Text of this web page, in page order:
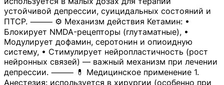
устойчивой депрессии, суицидальных состояний и
ПТСР. ⸻ ⚙️ Механизм действия Кетамин: •
Блокирует NMDA-рецепторы (глутаматные), •
Модулирует дофамин, серотонин и опиоидную
систему, • Стимулирует нейропластичность (рост
нейронных связей) — важный механизм при лечении
депрессии. ⸻ 💊 Медицинское применение 1.
Анестезия: используется в хирургии (особенно при